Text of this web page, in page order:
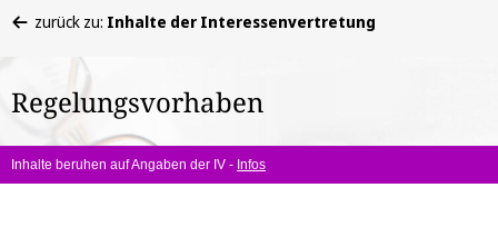
befinden
hier:
zurück zu: Inhalte der Interessenvertretung
Regelungsvorhaben
Inhalte beruhen auf Angaben der IV - Infos